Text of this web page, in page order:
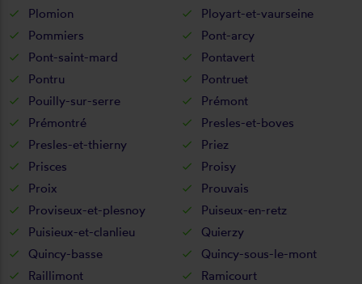
Plomion
Ployart-et-vaurseine
Pommiers
Pont-arcy
Pont-saint-mard
Pontavert
Pontru
Pontruet
Pouilly-sur-serre
Prémont
Prémontré
Presles-et-boves
Presles-et-thierny
Priez
Prisces
Proisy
Proix
Prouvais
Proviseux-et-plesnoy
Puiseux-en-retz
Puisieux-et-clanlieu
Quierzy
Quincy-basse
Quincy-sous-le-mont
Raillimont
Ramicourt